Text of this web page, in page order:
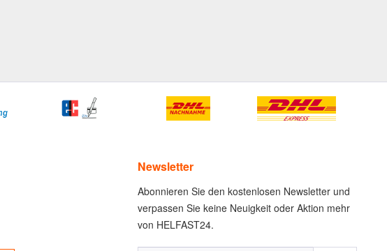
Newsletter
Abonnieren Sie den kostenlosen Newsletter und
verpassen Sie keine Neuigkeit oder Aktion mehr
von HELFAST24.